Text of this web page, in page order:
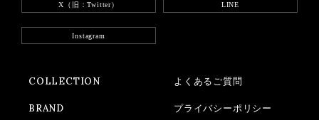
X（旧：Twitter） LINE
Instagram
COLLECTION
BRAND
よくあるご質問
プライバシーポリシー